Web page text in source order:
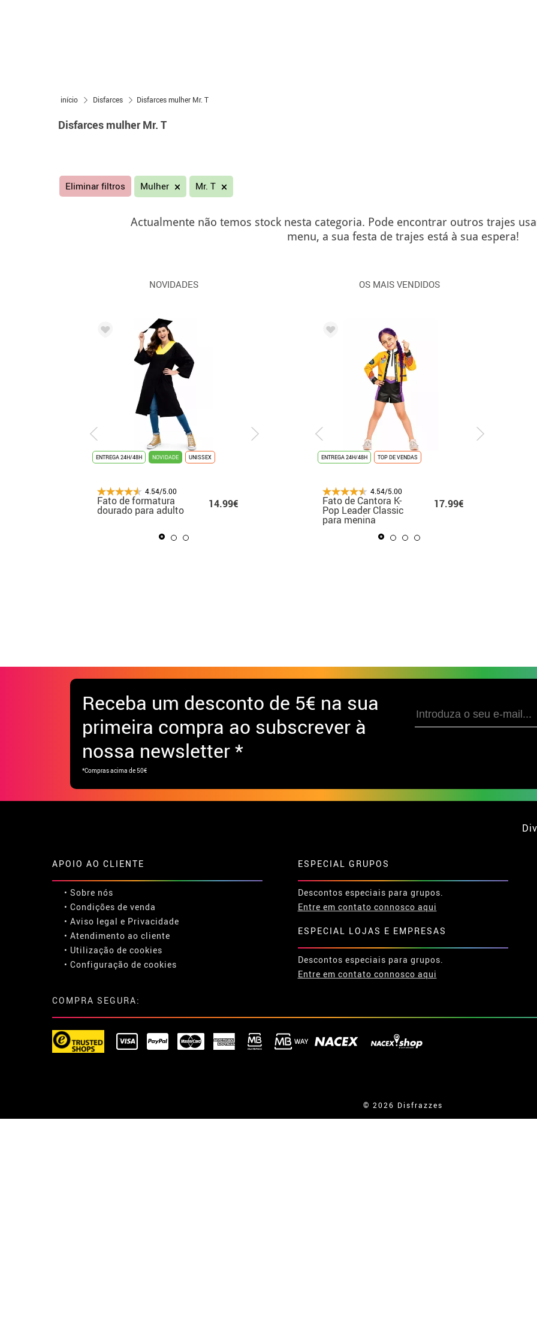
início Disfarces Disfarces mulher Mr. T
Disfarces mulher Mr. T
Eliminar filtros Mulher Mr. T
Actualmente não temos stock nesta categoria. Pode encontrar outros trajes
menu, a sua festa de trajes está à sua espera!
NOVIDADES
ENTREGA 24H/48H NOVIDADE UNISSEX
4.54/5.00
Fato de formatura
dourado para adulto 14.99€
ENTREGA 24H/48H NOVIDADE
4.54/5.00
Fato branco de
cantora de K-Pop
para menina
17.99€ Fato de formatura
infantil banhado a
OS MAIS VENDIDOS
ENTREGA 3/4 DIAS TOP DE VENDAS
Fato de Marilyn para
mulher
ENTREGA 24H/48H TOP DE VENDAS
4.54/5.00
Fato de Cantora K-
Pop Leader Classic
para menina
17.99€
ENTREGA
Fato
Receba um desconto de 5€ na sua
primeira compra ao subscrever à
nossa newsletter *
*Compras acima de 50€
APOIO AO CLIENTE
• Sobre nós
• Condições de venda
• Aviso legal e Privacidade
• Atendimento ao cliente
• Utilização de cookies
• Configuração de cookies
ESPECIAL GRUPOS
Descontos especiais para grupos.
Entre em contato connosco aqui
ESPECIAL LOJAS E EMPRESAS
Descontos especiais para grupos.
Entre em contato connosco aqui
COMPRA SEGURA:
© 2026 Disfrazzes